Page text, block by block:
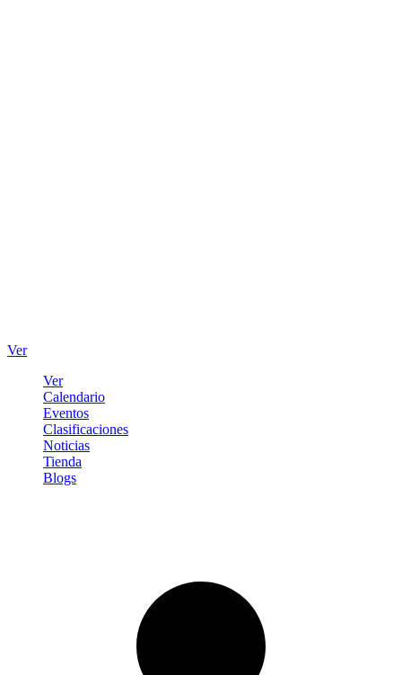
Ver
Ver
Calendario
Eventos
Clasificaciones
Noticias
Tienda
Blogs